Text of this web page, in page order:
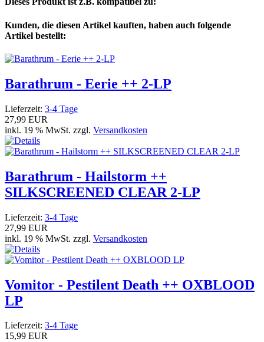
Kunden, die diesen Artikel kauften, haben auch folgende
Artikel bestellt:
Barathrum - Eerie ++ 2-LP
Lieferzeit: 3-4 Tage
27,99 EUR
inkl. 19 % MwSt. zzgl. Versandkosten
Barathrum - Hailstorm ++
SILKSCREENED CLEAR 2-LP
Lieferzeit: 3-4 Tage
27,99 EUR
inkl. 19 % MwSt. zzgl. Versandkosten
Vomitor - Pestilent Death ++ OXBLOOD
LP
Lieferzeit: 3-4 Tage
15,99 EUR